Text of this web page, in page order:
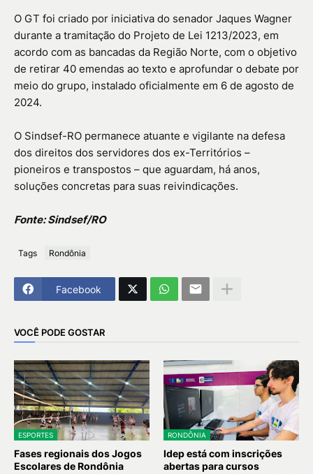
O GT foi criado por iniciativa do senador Jaques Wagner
durante a tramitação do Projeto de Lei 1213/2023, em
acordo com as bancadas da Região Norte, com o objetivo
de retirar 40 emendas ao texto e aprofundar o debate por
meio do grupo, instalado oficialmente em 6 de agosto de
2024.
O Sindsef-RO permanece atuante e vigilante na defesa
dos direitos dos servidores dos ex-Territórios –
pioneiros e transpostos – que aguardam, há anos,
soluções concretas para suas reivindicações.
Fonte: Sindsef/RO
Tags Rondônia
Facebook
VOCÊ PODE GOSTAR
ESPORTES
Fases regionais dos Jogos
Escolares de Rondônia
RONDÔNIA
Idep está com inscrições
abertas para cursos